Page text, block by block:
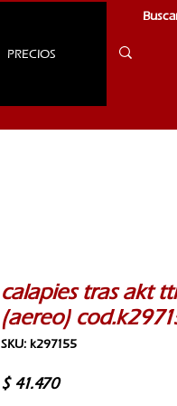
PRECIOS
calapies tras akt
(aereo)
SKU: k297155
$ 41.470Precio